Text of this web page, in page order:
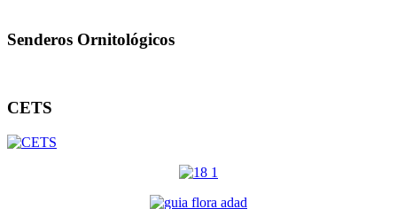
Senderos Ornitológicos
CETS